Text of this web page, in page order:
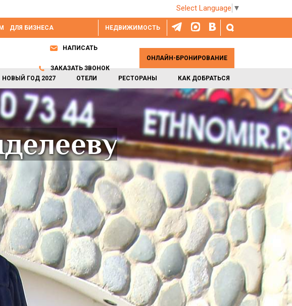
Select Language ▼
НЕДВИЖИМОСТЬ
ДЛЯ БИЗНЕСА
НОВЫЙ ГОД 2027 ОТЕЛИ РЕСТОРАНЫ КАК ДОБРАТЬСЯ
НАПИСАТЬ
ЗАКАЗАТЬ ЗВОНОК
ОНЛАЙН-БРОНИРОВАНИЕ